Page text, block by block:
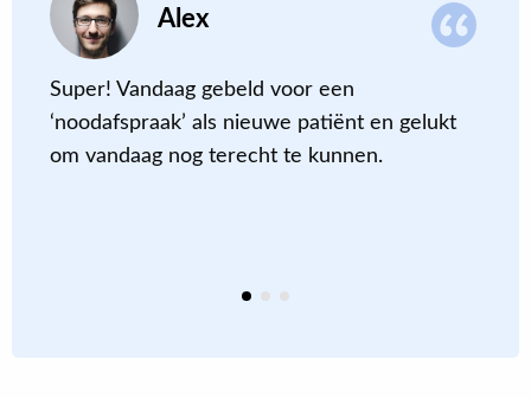
Alex
Super! Vandaag gebeld voor een
‘noodafspraak’ als nieuwe patiënt en gelukt
om vandaag nog terecht te kunnen.